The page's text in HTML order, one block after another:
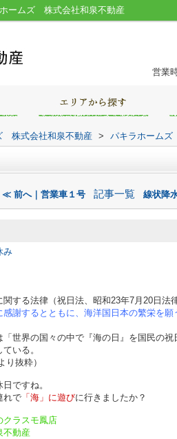
ームズ 株式会社和泉不動産
営業
株式会社和泉不動産 > パキラホーム
≪ 前へ｜営業車１号 記事一覧 線状降
み
関する法律（祝日法、昭和23年7月20日法
感謝するとともに、海洋国日本の繁栄を願
「世界の国々の中で『海の日』を国民の祝
いる。
り抜粋）
ですね。
れで 「海」に遊びに行きましたか？
クラスモ鳳店
不動産